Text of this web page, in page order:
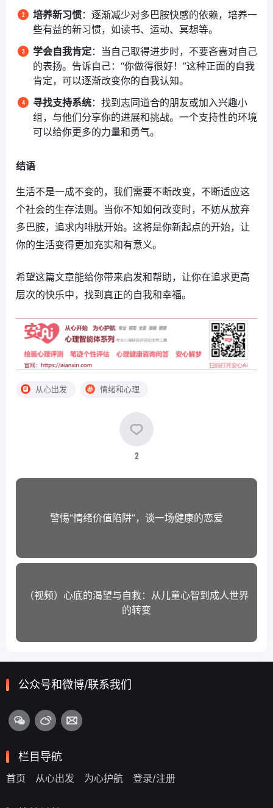
培养新习惯：逐渐减少对多巴胺快感的依赖，培养一
些有益的新习惯，如读书、运动、冥想等。
学会自我肯定：当自己取得进步时，不要吝啬对自己
的表扬。告诉自己：“你做得很好！”这种正面的自我
肯定，可以逐渐改变你的自我认知。
寻找支持系统：找到志同道合的朋友或加入兴趣小
组，与他们分享你的进展和挑战。一个支持性的环境
可以给你更多的力量和勇气。
结语
生活不是一成不变的，我们需要不断改变，不断适应这
个社会的生存法则。当你不知如何改变时，不妨从放弃
多巴胺，追求内啡肽开始。这将是你新起点的开始，让
你的生活变得更加充实和有意义。
希望这篇文章能给你带来启发和帮助，让你在追求更高
层次的快乐中，找到真正的自我和幸福。
从心出发 情绪和心理
2
警惕“情绪价值陷阱”，谈一场健康的恋爱
（视频）心底的渴望与自救：从儿童心智到成人世界
的转变
公众号和微博/联系我们
栏目导航
首页 从心出发 为心护航 登录/注册